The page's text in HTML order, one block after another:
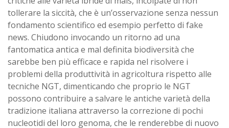
tollerare la siccità, che è un’osservazione senza nessun
fondamento scientifico ed esempio perfetto di fake
news. Chiudono invocando un ritorno ad una
fantomatica antica e mal definita biodiversità che
sarebbe ben più efficace e rapida nel risolvere i
problemi della produttività in agricoltura rispetto alle
tecniche NGT, dimenticando che proprio le NGT
possono contribuire a salvare le antiche varietà della
tradizione italiana attraverso la correzione di pochi
nucleotidi del loro genoma, che le renderebbe di nuovo